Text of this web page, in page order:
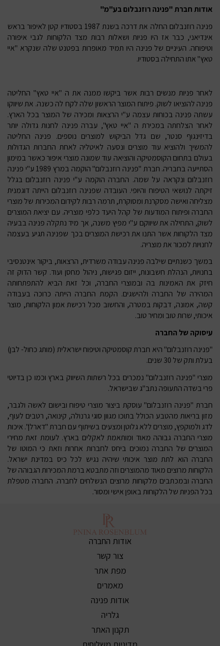
אודות חברת "פנינה רוזנבלום בע"מ"
פנינה רוזנבלום החלה את דרכה בשנת 1987 בסטודיו קטן לאיפור בראש
אינדיאני, כבר אז היו פניות ושאלות רבות מצד הלקוחות לגבי איפורה
וטיפוחה. העיניים של פנינה היו תמיד מאופרות בפטנט שלה שנקרא "איי
טאץ" אתו התחילה בסטודיו.
לאחר פניות מנשים רבות אשר ביקשו ממנה את ה "איי טאץ" החליטה
פנינה להוציאו לשוק. פיתוח המוצר הראשון שלה לקח לה כשנה. את שיווקו
עשתה פנינה בכוחות עצמה ע"י הרצאות ומכירה של המוצר בכל הארץ.
לאחר הצלחתה במכירת ה "איי טאץ", עברה פנינה לחנות גדולה יותר
בדיזינגוף סנטר, שם גדל הביקוש למוצרים נוספים. פנינה החליטה
להמשיך ולהוציא עוד מוצרים ונסעה לאיטליה לאחת החברות הגדולות
בעולם בתחום הקוסמטיקה והוציאה עוד שמונה מוצרי איפור כאשר במימון
הסתייעה בחבריה. חברת "פנינה רוזנבלום" הוקמה במרץ 1989 ע"י פנינה
רוזנבלום ונקראה על שמה. החברה הוקמה ע"י פנינה רוזנבלום בגלל
זיקתה לנושאי הטיפוח והיופי. העובדה שפנינה רוזנבלום הייתה דוגמנית
מצליחה ואישה מסקרנת ומסוקרת, תרמה רבות לקידום המכירות של מוצרי
החברה ופיתוח המודעות של קהל היעד כלפי מוצריה. עם יציאת המוצרים
לשוק, התחילה את שיווקם ע"י מפיץ משנה, אך מיד נתקלה פנינה בבעיה
מצד הלקוחות אשר התנו את רכישת המוצרים בכך שפנינה תגיע בעצמה
לחנויות למכור את מוצריה.
במשך כשנתיים שילבה פנינה עבודה משרדית, הרצאות, ביקור אינטנסיבי
בחנויות, הנהלת חשבונות, ייזום פגישות, ניהול מחסן ועוד. קשר הדוק זה
חיזק את האמינות בה ובמוצרי החברה, וכל זאת הביא להתפתחותה
המהירה של החברה ולהישגים. הקמת החברה הייתה כרוכה בעבודה
קשה, אמונה, דבקות במטרה, והחשוב מכל רכישת אמון הלקוחות, מוצר
איכותי, שרות טוב ומחיר טוב.
עיסוקה של החברה
"פנינה רוזנבלום" היא חברת קוסמטיקה וטיפוח ישראלית (מותג כחול- לבן)
בעלת ותק של 30 שנים.
מוצרי "פנינה רוזנבלום" נמכרים בכל רשתות השיווק בארץ וכמו כן בדיוטי
פרי בשדה התעופה נתב"ג שבישראל.
חברת "פנינה רוזנבלום" עוסקת ביצור מוצרי טיפוח ובישום לאשה ולגבר,
מזון בריאות מהטבע הכולל בתוכו מגוון סוגי גרנולה, קינואה, רטבים לעוף,
לדג ולמוקפץ, מוצרים ללא גלוטן ומצעים בשיתוף עם חברת "דארלן". איכות
מוצרי החברה גבוהה מאוד ומותאמת לאקלים בארץ. לעומת זאת מחירי
המוצרים של החברה נמוכים ביחס לחברות אחרות וזאת כי המוטו של
החברה הוא לתת מוצר איכותי שיהיה נגיש לכל כיס במדינת ישראל.
הלקוחות מרוצים מאוד מהמוצרים וזה מתבטא ברמת המכירות הגבוהה של
החברה ובמכתבים מלקוחות מרוצים הנשלחים לחברה. החברה מטפלת
בכל הפניות של הלקוחות באופן אישי ומסור.
אודות החברה
צור קשר
מפת אתר
מאמרים
אודות פנינה
גלריה
תקנון האתר